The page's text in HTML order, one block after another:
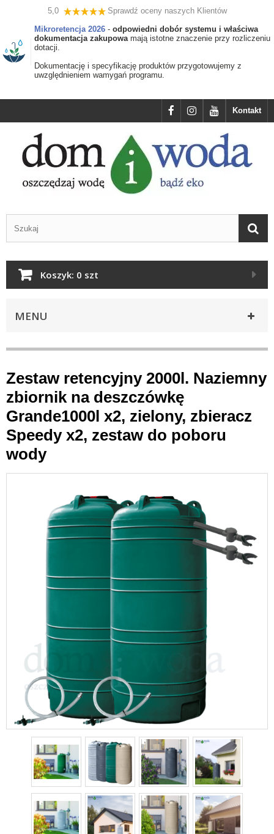
5,0
Sprawdź oceny naszych Klientów
Mikroretencja 2026 - odpowiedni dobór systemu i właściwa
dokumentacja zakupowamają istotne znaczenie przy rozliczeniu
dotacji.
Dokumentację i specyfikację produktów przygotowujemy z
uwzględnieniem wamygań programu.
Kontakt
Koszyk: 0 szt
MENU
Zestaw retencyjny 2000l. Naziemny
zbiornik na deszczówkę
Grande1000l x2, zielony, zbieracz
Speedy x2, zestaw do poboru
wody